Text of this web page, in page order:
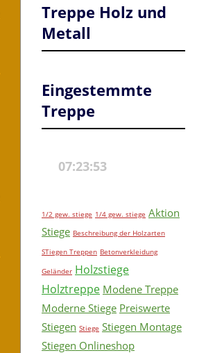
Treppe Holz und
Metall
Eingestemmte
Treppe
1/2 gew. stiege 1/4 gew. stiege Aktion
Stiege Beschreibung der Holzarten
STiegen Treppen Betonverkleidung
Geländer Holzstiege
Holztreppe Modene Treppe
Moderne Stiege Preiswerte
Stiegen Stiege Stiegen Montage
Stiegen Onlineshop